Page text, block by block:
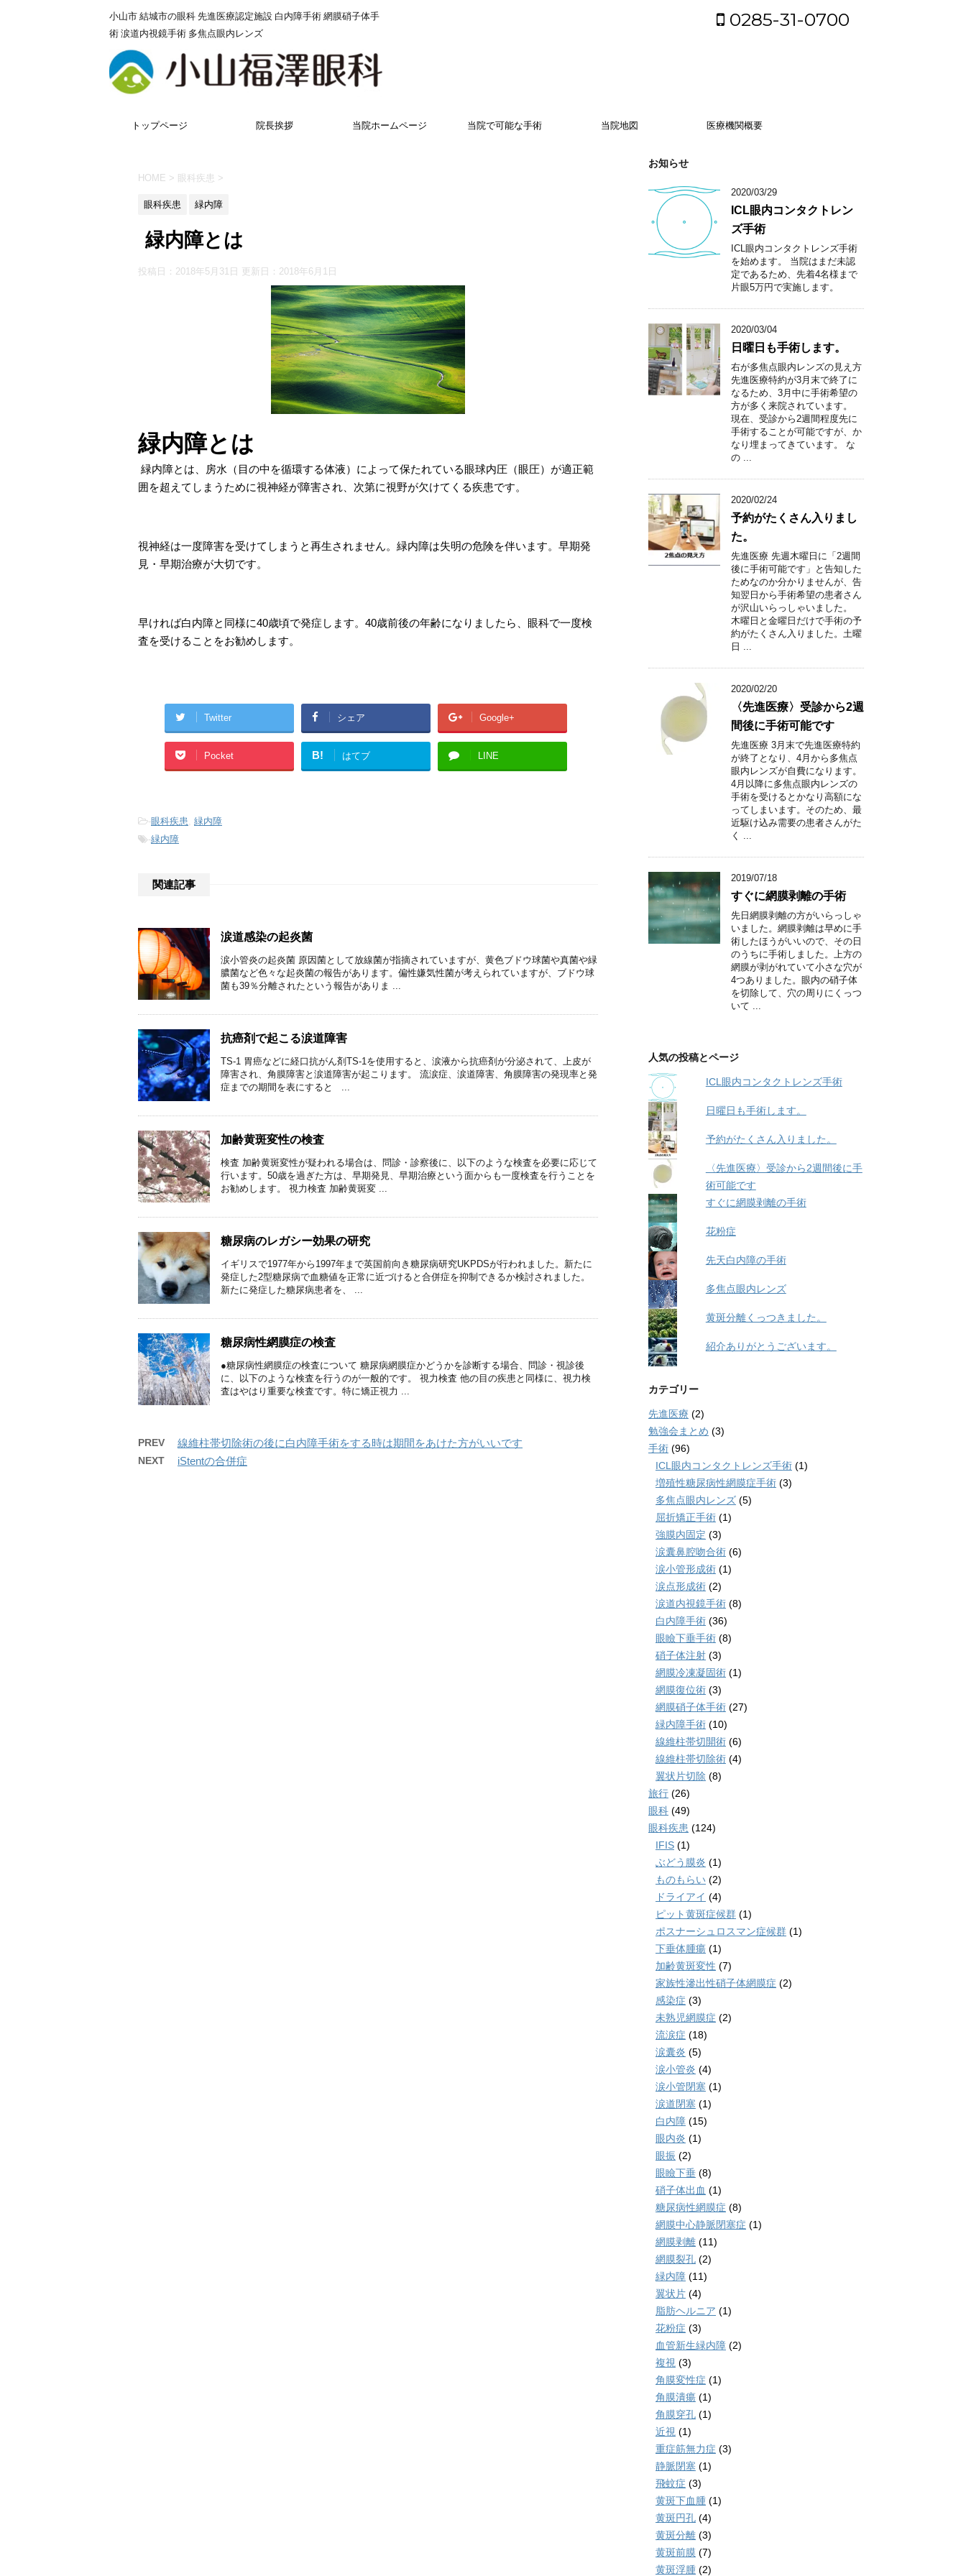
小山市 結城市の眼科 先進医療認定施設 白内障手術 網膜硝子体手
術 涙道内視鏡手術 多焦点眼内レンズ
0285-31-0700
トップページ 院長挨拶 当院ホームページ 当院で可能な手術 当院地図 医療機関概要
HOME > 眼科疾患 >
眼科疾患 緑内障
緑内障とは
投稿日：2018年5月31日 更新日： 2018年6月1日
緑内障とは
緑内障とは、房水（目の中を循環する体液）によって保たれている眼球内圧（眼圧）が適正範
囲を超えてしまうために視神経が障害され、次第に視野が欠けてくる疾患です。
視神経は一度障害を受けてしまうと再生されません。緑内障は失明の危険を伴います。早期発
見・早期治療が大切です。
早ければ白内障と同様に40歳頃で発症します。40歳前後の年齢になりましたら、眼科で一度検
査を受けることをお勧めします。
Twitter シェア Google+
Pocket B! はてブ LINE
-眼科疾患 緑内障
-緑内障
関連記事
涙道感染の起炎菌
涙小管炎の起炎菌 原因菌として放線菌が指摘されていますが、黄色ブドウ球菌や真菌や緑
膿菌など色々な起炎菌の報告があります。偏性嫌気性菌が考えられていますが、ブドウ球
菌も39％分離されたという報告がありま ...
抗癌剤で起こる涙道障害
TS-1 胃癌などに経口抗がん剤TS-1を使用すると、涙液から抗癌剤が分泌されて、上皮が
障害され、角膜障害と涙道障害が起こります。 流涙症、涙道障害、角膜障害の発現率と発
症までの期間を表にすると ...
加齢黄斑変性の検査
検査 加齢黄斑変性が疑われる場合は、問診・診察後に、以下のような検査を必要に応じて
行います。50歳を過ぎた方は、早期発見、早期治療という面からも一度検査を行うことを
お勧めします。 視力検査 加齢黄斑変 ...
糖尿病のレガシー効果の研究
イギリスで1977年から1997年まで英国前向き糖尿病研究UKPDSが行われました。新たに
発症した2型糖尿病で血糖値を正常に近づけると合併症を抑制できるか検討されました。
新たに発症した糖尿病患者を、 ...
糖尿病性網膜症の検査
●糖尿病性網膜症の検査について 糖尿病網膜症かどうかを診断する場合、問診・視診後
に、以下のような検査を行うのが一般的です。 視力検査 他の目の疾患と同様に、視力検
査はやはり重要な検査です。特に矯正視力 ...
PREV 線維柱帯切除術の後に白内障手術をする時は期間をあけた方がいいです
NEXT iStentの合併症
お知らせ
2020/03/29
ICL眼内コンタクトレン
ズ手術
ICL眼内コンタクトレンズ手術
を始めます。 当院はまだ未認
定であるため、先着4名様まで
片眼5万円で実施します。
2020/03/04
日曜日も手術します。
右が多焦点眼内レンズの見え方
先進医療特約が3月末で終了に
なるため、3月中に手術希望の
方が多く来院されています。
現在、受診から2週間程度先に
手術することが可能ですが、か
なり埋まってきています。 な
の ...
2020/02/24
予約がたくさん入りまし
た。
先進医療 先週木曜日に「2週間
後に手術可能です」と告知した
ためなのか分かりませんが、告
知翌日から手術希望の患者さん
が沢山いらっしゃいました。
木曜日と金曜日だけで手術の予
約がたくさん入りました。土曜
日 ...
2020/02/20
〈先進医療〉受診から2週
間後に手術可能です
先進医療 3月末で先進医療特約
が終了となり、4月から多焦点
眼内レンズが自費になります。
4月以降に多焦点眼内レンズの
手術を受けるとかなり高額にな
ってしまいます。そのため、最
近駆け込み需要の患者さんがた
く ...
2019/07/18
すぐに網膜剥離の手術
先日網膜剥離の方がいらっしゃ
いました。網膜剥離は早めに手
術したほうがいいので、その日
のうちに手術しました。上方の
網膜が剥がれていて小さな穴が
4つありました。眼内の硝子体
を切除して、穴の周りにくっつ
いて ...
人気の投稿とページ
ICL眼内コンタクトレンズ手術
日曜日も手術します。
予約がたくさん入りました。
〈先進医療〉受診から2週間後に手
術可能です
すぐに網膜剥離の手術
花粉症
先天白内障の手術
多焦点眼内レンズ
黄斑分離くっつきました。
紹介ありがとうございます。
カテゴリー
先進医療 (2)
勉強会まとめ (3)
手術 (96)
ICL眼内コンタクトレンズ手術 (1)
増殖性糖尿病性網膜症手術 (3)
多焦点眼内レンズ (5)
屈折矯正手術 (1)
強膜内固定 (3)
涙囊鼻腔吻合術 (6)
涙小管形成術 (1)
涙点形成術 (2)
涙道内視鏡手術 (8)
白内障手術 (36)
眼瞼下垂手術 (8)
硝子体注射 (3)
網膜冷凍凝固術 (1)
網膜復位術 (3)
網膜硝子体手術 (27)
緑内障手術 (10)
線維柱帯切開術 (6)
線維柱帯切除術 (4)
翼状片切除 (8)
旅行 (26)
眼科 (49)
眼科疾患 (124)
IFIS (1)
ぶどう膜炎 (1)
ものもらい (2)
ドライアイ (4)
ピット黄斑症候群 (1)
ポスナーシュロスマン症候群 (1)
下垂体腫瘍 (1)
加齢黄斑変性 (7)
家族性滲出性硝子体網膜症 (2)
感染症 (3)
未熟児網膜症 (2)
流涙症 (18)
涙囊炎 (5)
涙小管炎 (4)
涙小管閉塞 (1)
涙道閉塞 (1)
白内障 (15)
眼内炎 (1)
眼振 (2)
眼瞼下垂 (8)
硝子体出血 (1)
糖尿病性網膜症 (8)
網膜中心静脈閉塞症 (1)
網膜剥離 (11)
網膜裂孔 (2)
緑内障 (11)
翼状片 (4)
脂肪ヘルニア (1)
花粉症 (3)
血管新生緑内障 (2)
複視 (3)
角膜変性症 (1)
角膜潰瘍 (1)
角膜穿孔 (1)
近視 (1)
重症筋無力症 (3)
静脈閉塞 (1)
飛蚊症 (3)
黄斑下血腫 (1)
黄斑円孔 (4)
黄斑分離 (3)
黄斑前膜 (7)
黄斑浮腫 (2)